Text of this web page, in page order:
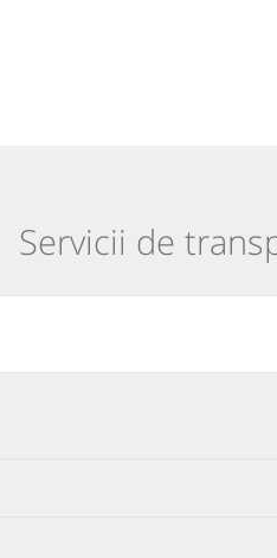
Servicii de